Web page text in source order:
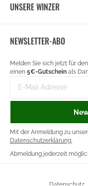
UNSERE WINZER
NEWSLETTER-ABO
signup
Melden Sie sich jetzt für
einen 5€-Gutschein als
Mail-
Adresse
Mit der Anmeldung zu
Datenschutzerklärung.
Abmeldung jederzeit
Datenschutz